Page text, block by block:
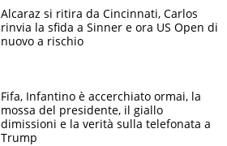
Alcaraz si ritira da Cincinnati, Carlos
rinvia la sfida a Sinner e ora US Open di
nuovo a rischio
Fifa, Infantino è accerchiato ormai, la
mossa del presidente, il giallo
dimissioni e la verità sulla telefonata a
Trump